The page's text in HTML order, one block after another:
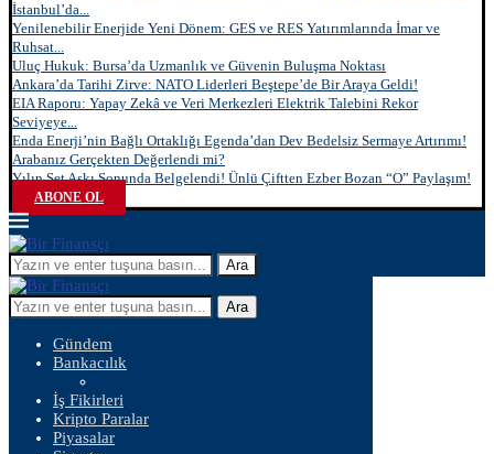
İstanbul’da...
Yenilenebilir Enerjide Yeni Dönem: GES ve RES Yatırımlarında İmar ve
Ruhsat...
Uluç Hukuk: Bursa’da Uzmanlık ve Güvenin Buluşma Noktası
Ankara’da Tarihi Zirve: NATO Liderleri Beştepe’de Bir Araya Geldi!
EIA Raporu: Yapay Zekâ ve Veri Merkezleri Elektrik Talebini Rekor
Seviyeye...
Enda Enerji’nin Bağlı Ortaklığı Egenda’dan Dev Bedelsiz Sermaye Artırımı!
Arabanız Gerçekten Değerlendi mi?
Yılın Set Aşkı Sonunda Belgelendi! Ünlü Çiftten Ezber Bozan “O” Paylaşım!
ABONE OL
Ara
Ara
Gündem
Bankacılık
İş Fikirleri
Kripto Paralar
Piyasalar